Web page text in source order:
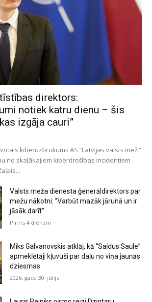
direktors:
notiek katru dienu – šis
izgāja cauri”
kiberuzbrukums AS “Latvijas valsts meži”
no skaļākajiem kiberdrošības incidentiem
Valsts meža dienesta ģenerāldirektors par
mežu nākotni: “Varbūt mazāk jārunā un ir
jāsāk darīt”
Pirms 4 dienām
Miks Galvanovskis atklāj, kā “Saldus Saule”
apmeklētāji kļuvuši par daļu no viņa jaunās
dziesmas
2026. gada 30. jūlijs